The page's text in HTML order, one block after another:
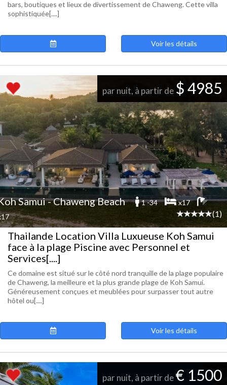
bars, boutiques et lieux de divertissement de Chaweng. Cette villa
sophistiquée[....]
Voir les détails
par nuit, à partir de $ 4985
Samui - Chaweng Beach 1 -34
x17
(1)
Thailande Location Villa Luxueuse Koh Samui
face à la plage Piscine avec Personnel et
Services[....]
Ce domaine est situé sur le côté nord tranquille de la plage populaire
de Chaweng, la meilleure et la plus grande plage de Koh Samui.
Généreusement conçues et meublées pour surpasser tout autre
hôtel ou[....]
Voir les détails
par nuit, à partir de€ 1500